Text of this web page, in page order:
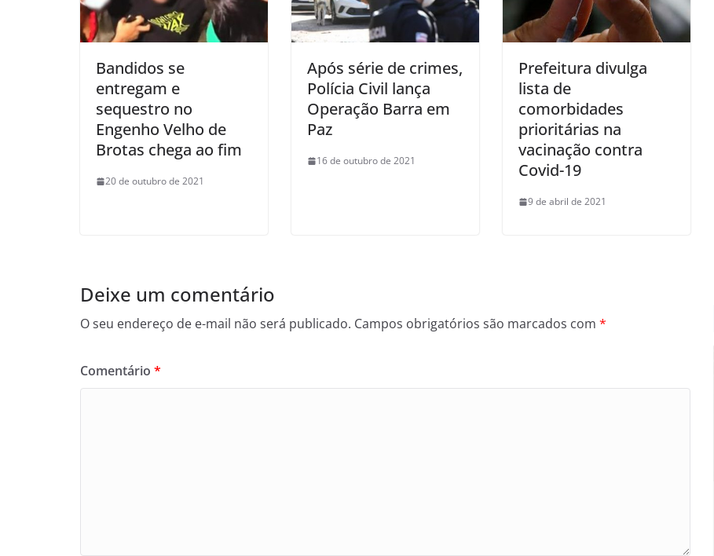
Bandidos se
entregam e
sequestro no
Engenho Velho de
Brotas chega ao fim
20 de outubro de 2021
Após série de crimes,
Polícia Civil lança
Operação Barra em
Paz
16 de outubro de 2021
Prefeitura divulga
lista de
comorbidades
prioritárias na
vacinação contra
Covid-19
9 de abril de 2021
Deixe um comentário
O seu endereço de e-mail não será publicado. Campos obrigatórios são marcados com *
Comentário *